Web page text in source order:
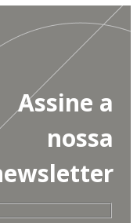
Assine a
nossa